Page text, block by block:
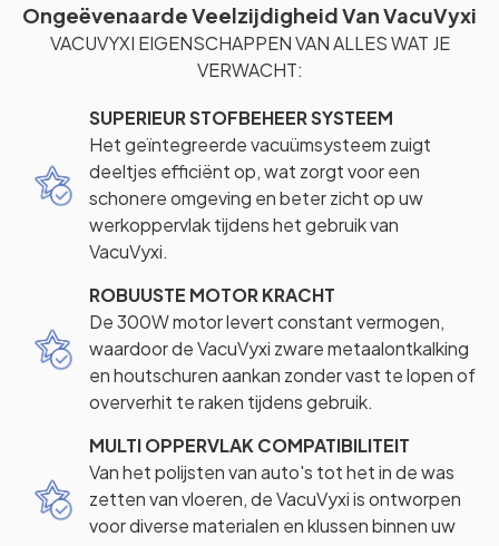
Ongeëvenaarde Veelzijdigheid Van VacuVyxi
VACUVYXI EIGENSCHAPPEN VAN ALLES WAT JE
VERWACHT:
SUPERIEUR STOFBEHEER SYSTEEM
Het geïntegreerde vacuümsysteem zuigt
deeltjes efficiënt op, wat zorgt voor een
schonere omgeving en beter zicht op uw
werkoppervlak tijdens het gebruik van
VacuVyxi.
ROBUUSTE MOTOR KRACHT
De 300W motor levert constant vermogen,
waardoor de VacuVyxi zware metaalontkalking
en houtschuren aankan zonder vast te lopen of
oververhit te raken tijdens gebruik.
MULTI OPPERVLAK COMPATIBILITEIT
Van het polijsten van auto's tot het in de was
zetten van vloeren, de VacuVyxi is ontworpen
voor diverse materialen en klussen binnen uw